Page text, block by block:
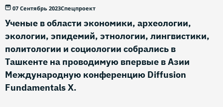
07 Сентябрь 2023Спецпроект
Ученые в области экономики, археологии,
экологии, эпидемий, этнологии, лингвистики,
политологии и социологии собрались в
Ташкенте на проводимую впервые в Азии
Международную конференцию Diffusion
Fundamentals X.